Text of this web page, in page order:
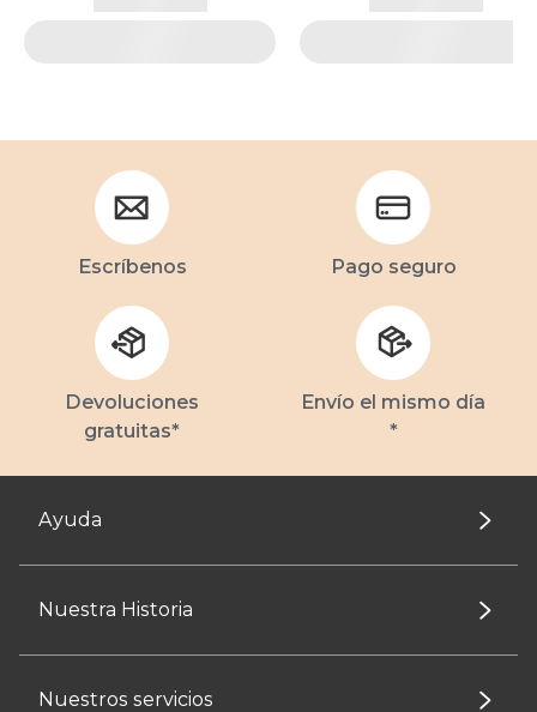
Escríbenos Pago seguro
Devoluciones
gratuitas*
Envío el mismo día
*
Ayuda
Nuestra Historia
Nuestros servicios